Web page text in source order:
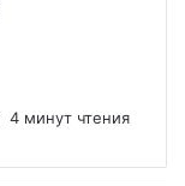
4 минут чтения